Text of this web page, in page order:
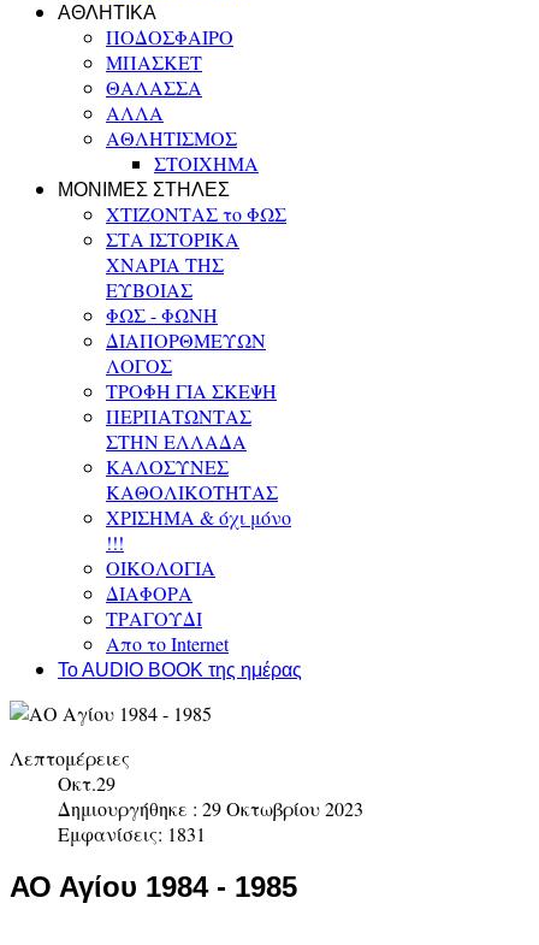
ΑΘΛΗΤΙΚΑ
ΠΟΔΟΣΦΑΙΡΟ
ΜΠΑΣΚΕΤ
ΘΑΛΑΣΣΑ
ΑΛΛΑ
ΑΘΛΗΤΙΣΜΟΣ
ΣΤΟΙΧΗΜΑ
ΜΟΝΙΜΕΣ ΣΤΗΛΕΣ
ΧΤΙΖΟΝΤΑΣ το ΦΩΣ
ΣΤΑ ΙΣΤΟΡΙΚΑ
ΧΝΑΡΙΑ ΤΗΣ
ΕΥΒΟΙΑΣ
ΦΩΣ - ΦΩΝΗ
ΔΙΑΠΟΡΘΜΕΥΩΝ
ΛΟΓΟΣ
ΤΡΟΦΗ ΓΙΑ ΣΚΕΨΗ
ΠΕΡΠΑΤΩΝΤΑΣ
ΣΤΗΝ ΕΛΛΑΔΑ
ΚΑΛΟΣΥΝΕΣ
ΚΑΘΟΛΙΚΟΤΗΤΑΣ
ΧΡΙΣΗΜΑ & όχι μόνο
!!!
ΟΙΚΟΛΟΓΙΑ
ΔΙΑΦΟΡΑ
ΤΡΑΓΟΥΔΙ
Απο το Internet
To AUDIO BOOK της ημέρας
Λεπτομέρειες
Οκτ.29
Δημιουργήθηκε : 29 Οκτωβρίου 2023
Εμφανίσεις: 1831
ΑΟ Αγίου 1984 - 1985